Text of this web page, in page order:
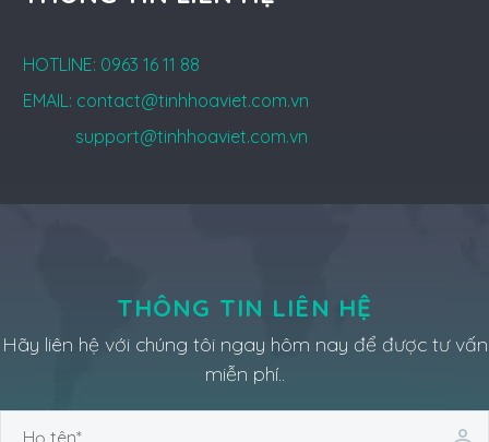
HOTLINE: 0963 16 11 88
EMAIL: contact@tinhhoaviet.com.vn
support@tinhhoaviet.com.vn
THÔNG TIN LIÊN HỆ
Hãy liên hệ với chúng tôi ngay hôm nay để được tư vấn
miễn phí..